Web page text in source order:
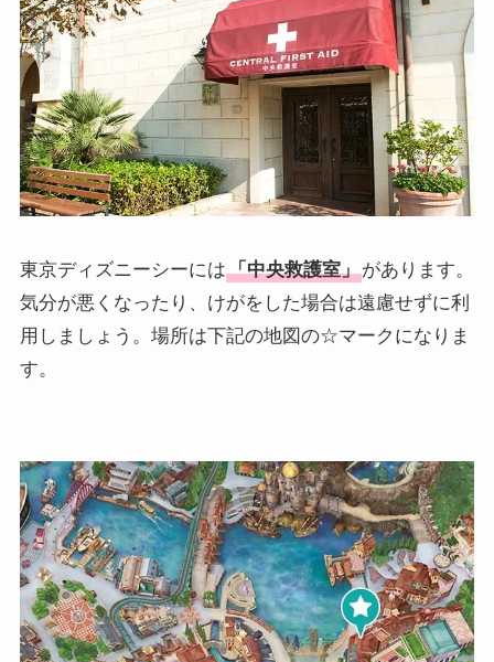
東京ディズニーシーには「中央救護室」があります。
気分が悪くなったり、けがをした場合は遠慮せずに利
用しましょう。場所は下記の地図の☆マークになりま
す。